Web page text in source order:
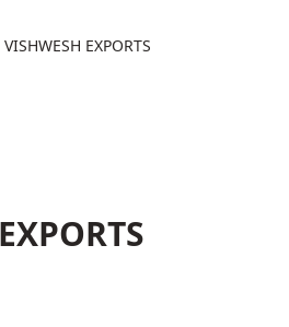
VISHWESH EXPORTS